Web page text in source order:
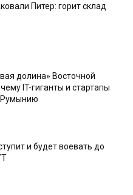
Питер: горит склад
долина» Восточной
IT-гиганты и стартапы
и будет воевать до